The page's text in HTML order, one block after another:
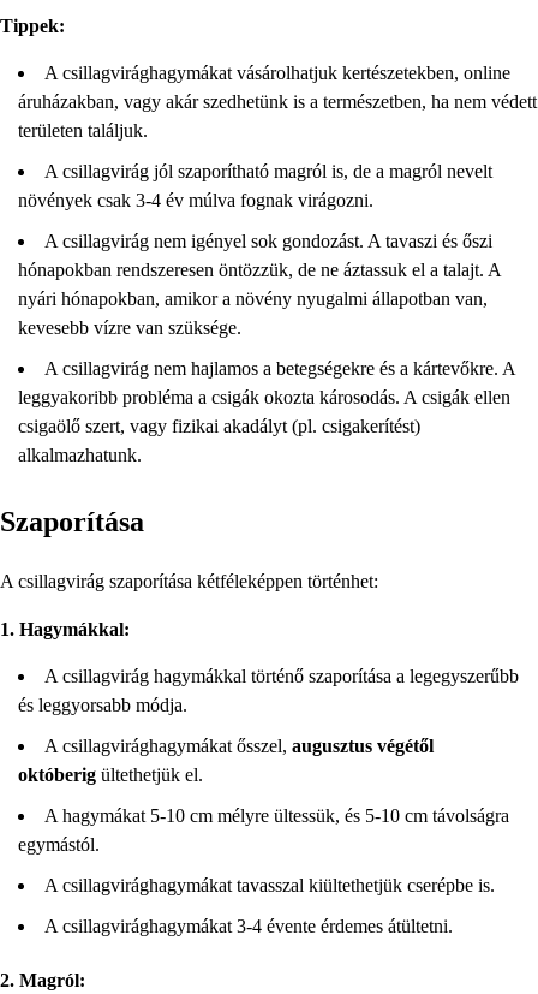
Tippek:
A csillagvirághagymákat vásárolhatjuk kertészetekben, online
áruházakban, vagy akár szedhetünk is a természetben, ha nem védett
területen találjuk.
A csillagvirág jól szaporítható magról is, de a magról nevelt
növények csak 3-4 év múlva fognak virágozni.
A csillagvirág nem igényel sok gondozást. A tavaszi és őszi
hónapokban rendszeresen öntözzük, de ne áztassuk el a talajt. A
nyári hónapokban, amikor a növény nyugalmi állapotban van,
kevesebb vízre van szüksége.
A csillagvirág nem hajlamos a betegségekre és a kártevőkre. A
leggyakoribb probléma a csigák okozta károsodás. A csigák ellen
csigaölő szert, vagy fizikai akadályt (pl. csigakerítést)
alkalmazhatunk.
Szaporítása
A csillagvirág szaporítása kétféleképpen történhet:
1. Hagymákkal:
A csillagvirág hagymákkal történő szaporítása a legegyszerűbb
és leggyorsabb módja.
A csillagvirághagymákat ősszel, augusztus végétől
októberig ültethetjük el.
A hagymákat 5-10 cm mélyre ültessük, és 5-10 cm távolságra
egymástól.
A csillagvirághagymákat tavasszal kiültethetjük cserépbe is.
A csillagvirághagymákat 3-4 évente érdemes átültetni.
2. Magról: